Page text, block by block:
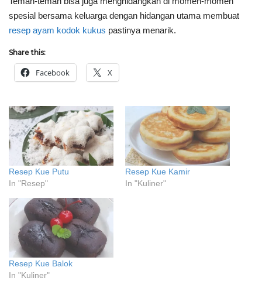
spesial bersama keluarga dengan hidangan utama membuat
resep ayam kodok kukus pastinya menarik.
Share this:
Facebook X
Resep Kue Putu
In "Resep"
Resep Kue Kamir
In "Kuliner"
Resep Kue Balok
In "Kuliner"